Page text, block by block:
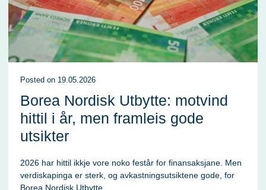
Posted on 19.05.2026
Borea Nordisk Utbytte: motvind
hittil i år, men framleis gode
utsikter
2026 har hittil ikkje vore noko festår for finansaksjane. Men
verdiskapinga er sterk, og avkastningsutsiktene gode, for
Borea Nordisk Utbytte.